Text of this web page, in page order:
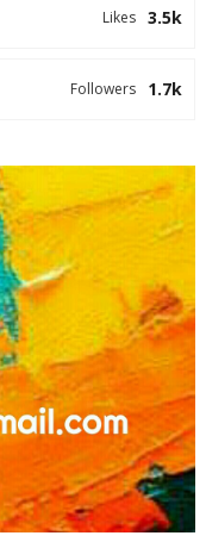
3.5k
Likes
1.7k
Followers